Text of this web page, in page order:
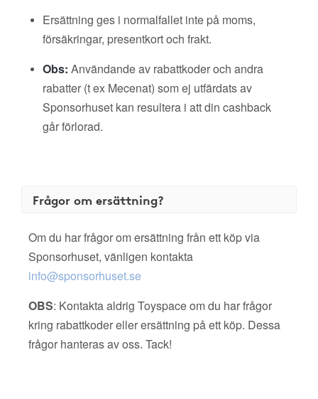
Ersättning ges i normalfallet inte på moms,
försäkringar, presentkort och frakt.
Obs: Användande av rabattkoder och andra
rabatter (t ex Mecenat) som ej utfärdats av
Sponsorhuset kan resultera i att din cashback
går förlorad.
Frågor om ersättning?
Om du har frågor om ersättning från ett köp via
Sponsorhuset, vänligen kontakta
info@sponsorhuset.se
OBS: Kontakta aldrig Toyspace om du har frågor
kring rabattkoder eller ersättning på ett köp. Dessa
frågor hanteras av oss. Tack!